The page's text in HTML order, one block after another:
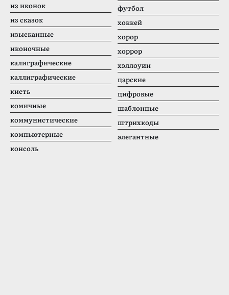
из иконок
из сказок
изысканные
иконочные
калиграфические
каллиграфические
кисть
комичные
коммунистические
компьютерные
консоль
футбол
хоккей
хорор
хоррор
хэллоуин
царские
цифровые
шаблонные
штрихкоды
элегантные